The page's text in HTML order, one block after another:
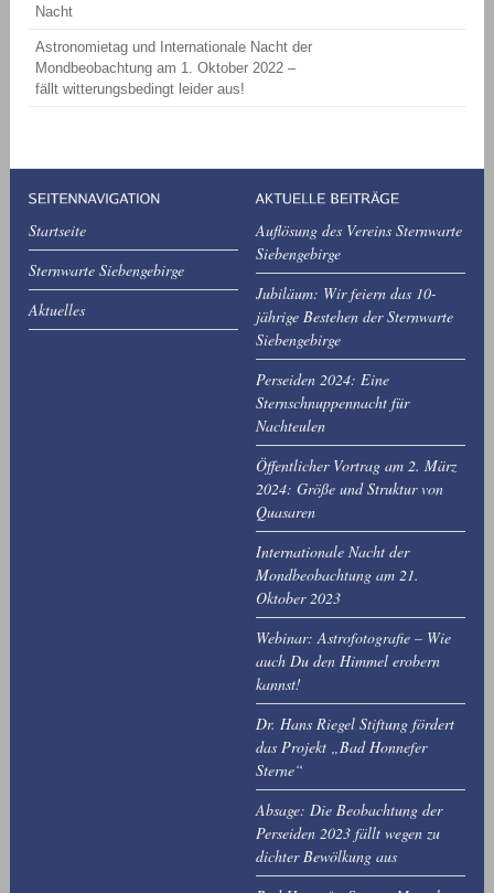
Nacht
Astronomietag und Internationale Nacht der
Mondbeobachtung am 1. Oktober 2022 –
fällt witterungsbedingt leider aus!
Startseite
Sternwarte Siebengebirge
Aktuelles
Auflösung des Vereins Sternwarte
Siebengebirge
Jubiläum: Wir feiern das 10-
jährige Bestehen der Sternwarte
Siebengebirge
Perseiden 2024: Eine
Sternschnuppennacht für
Nachteulen
Öffentlicher Vortrag am 2. März
2024: Größe und Struktur von
Quasaren
Internationale Nacht der
Mondbeobachtung am 21.
Oktober 2023
Webinar: Astrofotografie – Wie
auch Du den Himmel erobern
kannst!
Dr. Hans Riegel Stiftung fördert
das Projekt „Bad Honnefer
Sterne“
Absage: Die Beobachtung der
Perseiden 2023 fällt wegen zu
dichter Bewölkung aus